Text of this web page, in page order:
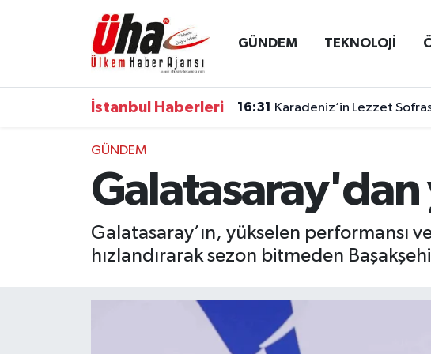
GÜNDEM TEKNOLOJİ
İstanbul Haberleri 16:31 Karadeniz’in Lezzet
GÜNDEM
Galatasaray'dan
Galatasaray’ın, yükselen performansı
hızlandırarak sezon bitmeden
İstanbul Nöbetçi Eczaneler
İstanbul Hava Durumu
İstanbul Namaz Vakitleri
İstanbul Trafik Yoğunluk Haritası
Tüm Manşetler
Son Dakika Haberleri